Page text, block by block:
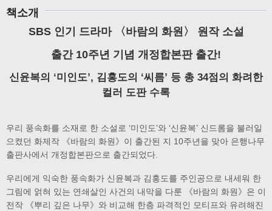
책소개
SBS 인기 드라마 〈바람의 화원〉 원작 소설
출간 10주년 기념 개정합본판 출간!
신윤복의 ‘미인도’, 김홍도의 ‘씨름’ 등 총 34점의 화려한
컬러 도판 수록
우리 풍속화를 소재로 한 소설로 ‘미인도’와 ‘신윤복’ 신드롬을 불러일
으켰던 화제작 《바람의 화원》이 출간된 지 10주년을 맞아 은행나무
출판사에서 개정합본판으로 출간되었다.
우리에게 익숙한 풍속화가 신윤복과 김홍도를 주인공으로 내세워 한
그림에 얽혀 있는 연쇄살인 사건의 내막을 다룬 《바람의 화원》은 이
전작 《뿌리 깊은 나무》와 비교해 한층 파격적인 모티프와 유려해진